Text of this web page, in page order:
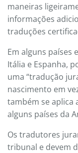
maneiras
informações
traduções
Em alguns países
Itália e Espanha,
uma “tradução
nascimento em
também se aplica
alguns países da
Os tradutores
tribunal e devem